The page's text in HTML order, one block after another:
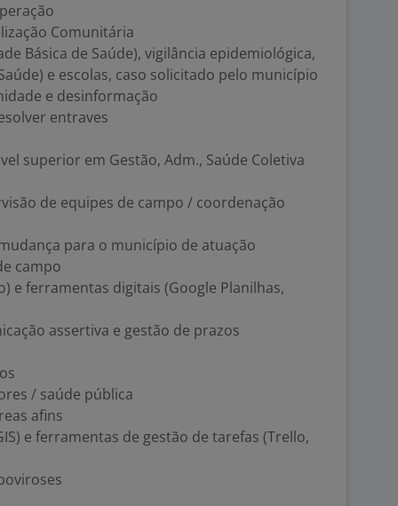
Comunitária
Básica de Saúde), vigilância epidemiológica,
e escolas, caso solicitado pelo município
e desinformação
entraves
superior em Gestão, Adm., Saúde Coletiva
de equipes de campo / coordenação
para o município de atuação
campo
e ferramentas digitais (Google Planilhas,
assertiva e gestão de prazos
/ saúde pública
afins
e ferramentas de gestão de tarefas (Trello,